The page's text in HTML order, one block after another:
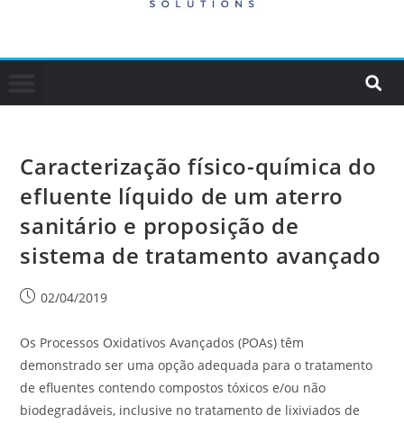
Caracterização físico-química do
efluente líquido de um aterro
sanitário e proposição de
sistema de tratamento avançado
02/04/2019
Os Processos Oxidativos Avançados (POAs) têm
demonstrado ser uma opção adequada para o tratamento
de efluentes contendo compostos tóxicos e/ou não
biodegradáveis, inclusive no tratamento de lixiviados de